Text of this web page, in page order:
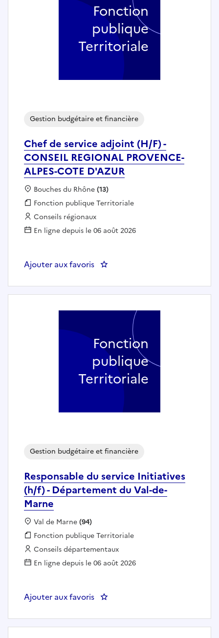
Chef de service adjoint (H/F) -
CONSEIL REGIONAL PROVENCE-
ALPES-COTE D'AZUR
Gestion budgétaire et financière
Localisation :
Bouches du Rhône(13)
Fonction publique :
Fonction publique Territoriale
Employeur :
Conseils régionaux
En ligne depuis le 06 août 2026
Ajouter aux favoris : Chef de service adjoint (H/F) -
Fonction
publique
Territoriale
Responsable du service Initiatives
(h/f) - Département du Val-de-
Marne
Gestion budgétaire et financière
Localisation :
Val de Marne(94)
Fonction publique :
Fonction publique Territoriale
Employeur :
Conseils départementaux
En ligne depuis le 06 août 2026
Ajouter aux favoris : Responsable du service
Fonction
publique
Territoriale